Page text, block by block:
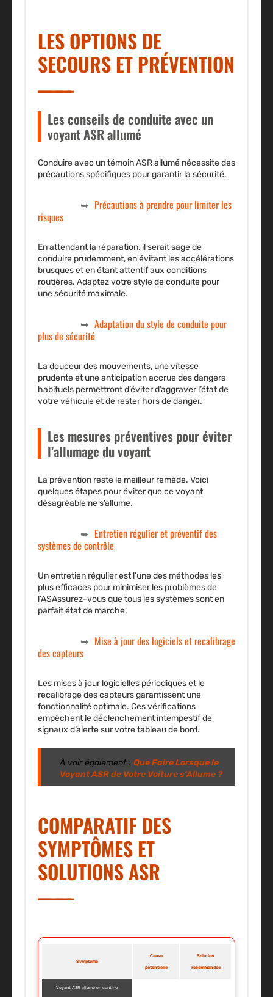
LES OPTIONS DE
SECOURS ET PRÉVENTION
Les conseils de conduite avec un
voyant ASR allumé
Conduire avec un témoin ASR allumé nécessite des
précautions spécifiques pour garantir la sécurité.
Précautions à prendre pour limiter les
risques
En attendant la réparation, il serait sage de
conduire prudemment, en évitant les accélérations
brusques et en étant attentif aux conditions
routières. Adaptez votre style de conduite pour
une sécurité maximale.
Adaptation du style de conduite pour
plus de sécurité
La douceur des mouvements, une vitesse
prudente et une anticipation accrue des dangers
habituels permettront d’éviter d’aggraver l’état de
votre véhicule et de rester hors de danger.
Les mesures préventives pour éviter
l’allumage du voyant
La prévention reste le meilleur remède. Voici
quelques étapes pour éviter que ce voyant
désagréable ne s’allume.
Entretien régulier et préventif des
systèmes de contrôle
Un entretien régulier est l’une des méthodes les
plus efficaces pour minimiser les problèmes de
l’ASAssurez-vous que tous les systèmes sont en
parfait état de marche.
Mise à jour des logiciels et recalibrage
des capteurs
Les mises à jour logicielles périodiques et le
recalibrage des capteurs garantissent une
fonctionnalité optimale. Ces vérifications
empêchent le déclenchement intempestif de
signaux d’alerte sur votre tableau de bord.
À voir également : Que Faire Lorsque le
Voyant ASR de Votre Voiture s’Allume ?
COMPARATIF DES
SYMPTÔMES ET
SOLUTIONS ASR
Symptôme
Cause
potentielle
Solution
recommandée
Voyant ASR allumé en continu